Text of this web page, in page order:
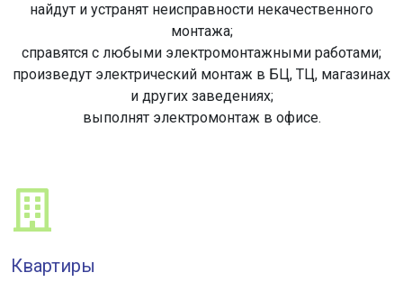
найдут и устранят неисправности некачественного
монтажа;
справятся с любыми электромонтажными работами;
произведут электрический монтаж в БЦ, ТЦ, магазинах
и других заведениях;
выполнят электромонтаж в офисе.
Квартиры